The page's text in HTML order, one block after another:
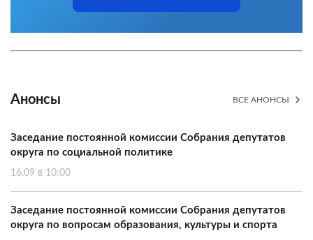
Анонсы ВСЕ АНОНСЫ
Заседание постоянной комиссии Собрания депутатов
округа по социальной политике
16.09 в 10:00
Заседание постоянной комиссии Собрания депутатов
округа по вопросам образования, культуры и спорта